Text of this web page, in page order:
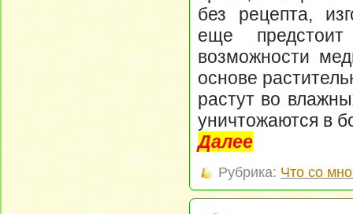
без рецепта,
еще
возможности
основе
растут во
уничтожаются в
Далее
Рубрика: Что со